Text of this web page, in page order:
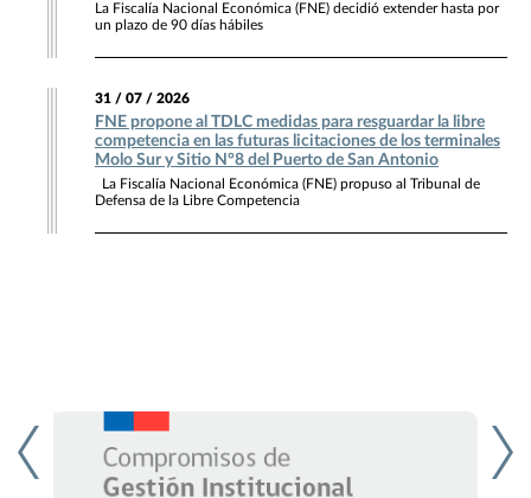
La Fiscalía Nacional Económica (FNE) decidió extender hasta por
un plazo de 90 días hábiles
31 / 07 / 2026
FNE propone al TDLC medidas para resguardar la libre
competencia en las futuras licitaciones de los terminales
Molo Sur y Sitio N°8 del Puerto de San Antonio
La Fiscalía Nacional Económica (FNE) propuso al Tribunal de
Defensa de la Libre Competencia